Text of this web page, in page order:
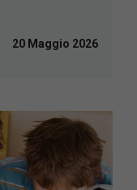
20 Maggio 2026